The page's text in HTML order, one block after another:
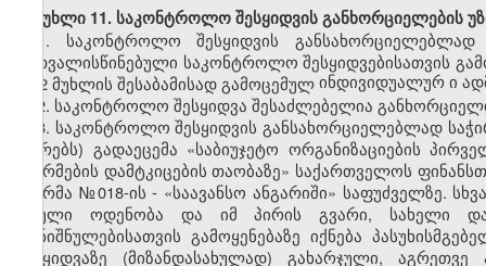
მუხლი 11. საკონტროლო შესყიდვის განხორციელების
1. საკონტროლო შესყიდვის
გათვალისწინებული საკონტროლო შესყიდვებისათვის
მე-2 მუხლის შესაბამისად გამოცემულინდივიდუალური
2. საკონტროლო შესყიდვა შესაძლებელია
3. საკონტროლო შესყიდვის განსახორციელებლად
(პირებს) გადაეცემა «საბიუჯეტო ორგანიზაციების
ფორმების დამტკიცების თაობაზე» საქართველოს
ფორმა №018-ის - «საავანსო ანგარიში» საფუძველზე.
სრული ოდენობა და იმ პირის გვარი, სახელი და
დანიშნულებისათვის გამოყენებაზე იქნება
შესყიდვაზე (მიზანდასახულად) გახარჯული,